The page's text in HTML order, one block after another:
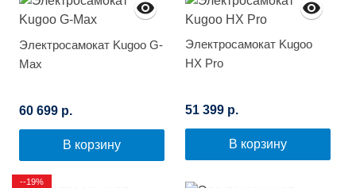
Электросамокат Kugoo G-
Max
60 699 р.
В корзину
Электросамокат Kugoo
HX Pro
51 399 р.
В корзину
--19%